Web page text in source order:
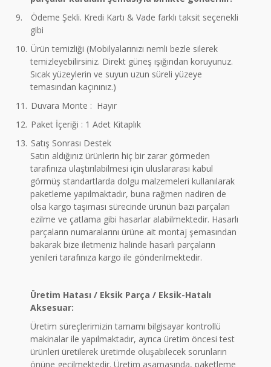
9.
Ödeme Şekli. Kredi Kartı & Vade farklı taksit seçenekli
gibi
10. Ürün temizliği (Mobilyalarınızı nemli bezle silerek
temizleyebilirsiniz. Direkt güneş ışığından koruyunuz.
Sıcak yüzeylerin ve suyun uzun süreli yüzeye
temasından kaçınınız.)
11. Duvara Monte : Hayır
12. Paket İçeriği : 1 Adet Kitaplık
13. Satış Sonrası Destek
Satın aldığınız ürünlerin hiç bir zarar görmeden
tarafınıza ulaştırılabilmesi için uluslararası kabul
görmüş standartlarda dolgu malzemeleri kullanılarak
paketleme yapılmaktadır, buna rağmen nadiren de
olsa kargo taşıması sürecinde ürünün bazı parçaları
ezilme ve çatlama gibi hasarlar alabilmektedir. Hasarlı
parçaların numaralarını ürüne ait montaj şemasından
bakarak bize iletmeniz halinde hasarlı parçaların
yenileri tarafınıza kargo ile gönderilmektedir.
Üretim Hatası / Eksik Parça / Eksik-Hatalı
Aksesuar:
Üretim süreçlerimizin tamamı bilgisayar kontrollü
makinalar ile yapılmaktadır, ayrıca üretim öncesi test
ürünleri üretilerek üretimde oluşabilecek sorunların
önüne geçilmektedir. Üretim aşamasında, paketleme